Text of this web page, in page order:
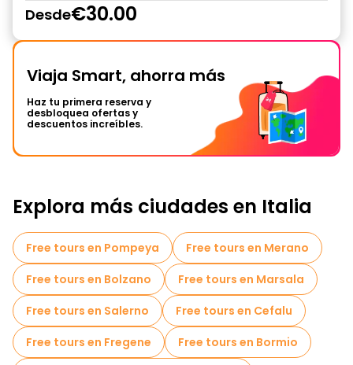
Desde€30.00
Viaja Smart, ahorra más
Haz tu primera reserva y
desbloquea ofertas y
descuentos increíbles.
Explora más ciudades en Italia
Free tours en Pompeya
Free tours en Merano
Free tours en Bolzano
Free tours en Marsala
Free tours en Salerno
Free tours en Cefalu
Free tours en Fregene
Free tours en Bormio